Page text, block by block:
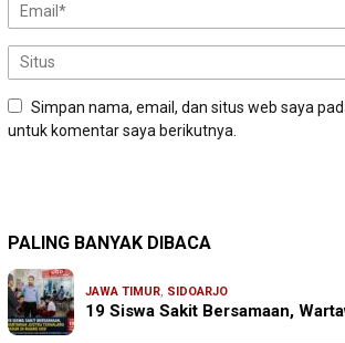
Simpan nama, email, dan situs web saya
untuk komentar saya berikutnya.
PALING BANYAK DIBACA
JAWA TIMUR, SIDOARJO
19 Siswa Sakit Bersamaan,